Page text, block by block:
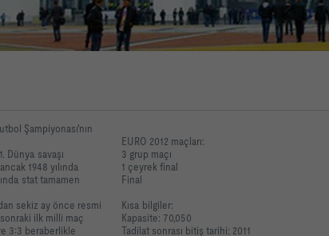
Şampiyonası'nın
Dünya savaşı
1948 yılında
stat tamamen
sekiz ay önce resmi
sonraki ilk milli maç
3:3 beraberlikle
EURO 2012 maçları:
3 grup maçı
1 çeyrek final
Final
Kısa bilgiler:
Kapasite: 70,050
Tadilat sonrası bitiş tarihi: 2011